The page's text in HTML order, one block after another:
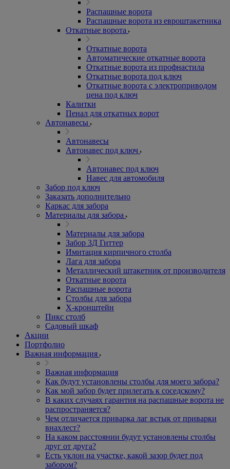
Распашные ворота
Распашные ворота из евроштакетника
Откатные ворота
Откатные ворота
Автоматические откатные ворота
Откатные ворота из профнастила
Откатные ворота под ключ
Откатные ворота с электроприводом
цена под ключ
Калитки
Пенал для откатных ворот
Автонавесы
Автонавесы
Автонавес под ключ
Автонавес под ключ
Навес для автомобиля
Забор под ключ
Заказать дополнительно
Каркас для забора
Материалы для забора
Материалы для забора
Забор 3Д Гиттер
Имитация кирпичного столба
Лага для забора
Металлический штакетник от производителя
Откатные ворота
Распашные ворота
Столбы для забора
Х-кронштейн
Пикс столб
Садовый шкаф
Акции
Портфолио
Важная информация
Важная информация
Как будут установлены столбы для моего забора?
Как мой забор будет прилегать к соседскому?
В каких случаях гарантия на распашные ворота не
распространяется?
Чем отличается приварка лаг встык от приварки
внахлест?
На каком расстоянии будут установлены столбы
друг от друга?
Есть уклон на участке, какой зазор будет под
забором?